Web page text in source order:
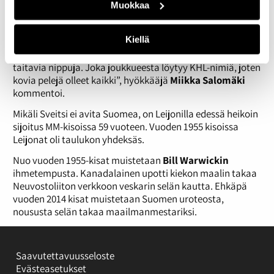
Muokkaa
Kiellä
Leijona-leiristä ärähdetään, ettei puolivälieriin tänä
päivänä rusettiluistella. Vastustajat ovat kovaa tekoa:
”Kertoo vain, että pienetkin maat ovat nykyään todella
taitavia nippuja. Joka joukkueesta löytyy KHL-nimiä, joten
kovia pelejä olleet kaikki”, hyökkääjä Miikka Salomäki
kommentoi.
Mikäli Sveitsi ei avita Suomea, on Leijonilla edessä heikoin
sijoitus MM-kisoissa 59 vuoteen. Vuoden 1955 kisoissa
Leijonat oli taulukon yhdeksäs.
Nuo vuoden 1955-kisat muistetaan Bill Warwickin
ihmetempusta. Kanadalainen upotti kiekon maalin takaa
Neuvostoliiton verkkoon veskarin selän kautta. Ehkäpä
vuoden 2014 kisat muistetaan Suomen uroteosta,
noususta selän takaa maailmanmestariksi.
Saavutettavuusseloste
Evästeasetukset